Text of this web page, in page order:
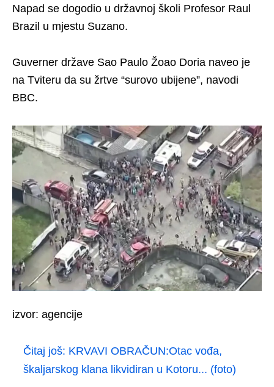
Napad se dogodio u državnoj školi Profesor Raul
Brazil u mjestu Suzano.
Guverner države Sao Paulo Žoao Doria naveo je
na Tviteru da su žrtve “surovo ubijene”, navodi
BBC.
izvor: agencije
Čitaj još: KRVAVI OBRAČUN:Otac vođa,
škaljarskog klana likvidiran u Kotoru... (foto)